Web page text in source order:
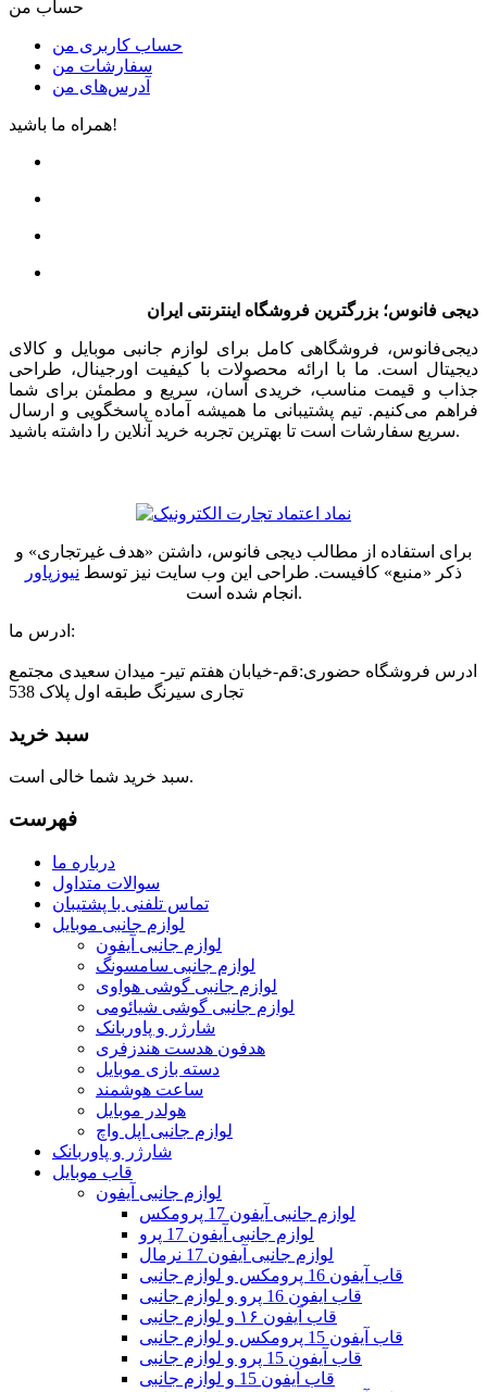
حساب من
حساب کاربری من
سفارشات من
آدرس‌های من
همراه ما باشید!
دیجی فانوس؛ بزرگترین فروشگاه اینترنتی ایران
دیجی‌فانوس، فروشگاهی کامل برای لوازم جانبی موبایل و کالای
دیجیتال است. ما با ارائه محصولات با کیفیت اورجینال، طراحی
جذاب و قیمت مناسب، خریدی آسان، سریع و مطمئن برای شما
فراهم می‌کنیم. تیم پشتیبانی ما همیشه آماده پاسخگویی و ارسال
سریع سفارشات است تا بهترین تجربه خرید آنلاین را داشته باشید.
برای استفاده از مطالب دیجی فانوس، داشتن «هدف غیرتجاری» و
ذکر «منبع» کافیست. طراحی این وب سایت نیز توسط نیوزپاور
انجام شده است.
ادرس ما:
ادرس فروشگاه حضوری:قم-خیابان هفتم تیر- میدان سعیدی مجتمع
تجاری سیرنگ طبقه اول پلاک 538
سبد خرید
سبد خرید شما خالی است.
فهرست
درباره ما
سوالات متداول
تماس تلفنی با پشتیبان
لوازم جانبی موبایل
لوازم جانبی آیفون
لوازم جانبی سامسونگ
لوازم جانبی گوشی هواوی
لوازم جانبی گوشی شیائومی
شارژر و پاوربانک
هدفون هدست هندزفری
دسته بازی موبایل
ساعت هوشمند
هولدر موبایل
لوازم جانبی اپل واچ
شارژر و پاوربانک
قاب موبایل
لوازم جانبی آیفون
لوازم جانبی آیفون 17 پرومکس
لوازم جانبی آیفون 17 پرو
لوازم جانبی آیفون 17 نرمال
قاب آیفون 16 پرومکس و لوازم جانبی
قاب ایفون 16 پرو و لوازم جانبی
قاب آیفون ۱۶ و لوازم جانبی
قاب آیفون 15 پرومکس و لوازم جانبی
قاب آیفون 15 پرو و لوازم جانبی
قاب آیفون 15 و لوازم جانبی